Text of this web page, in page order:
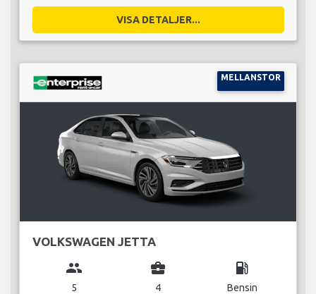
VISA DETALJER...
MELLANSTOR
VOLKSWAGEN JETTA
group
5
business_center
4
local_gas_station
Bensin